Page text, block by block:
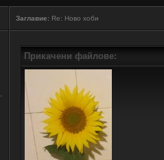
Заглавие:Re: Ново хоби
Прикачени файлове: